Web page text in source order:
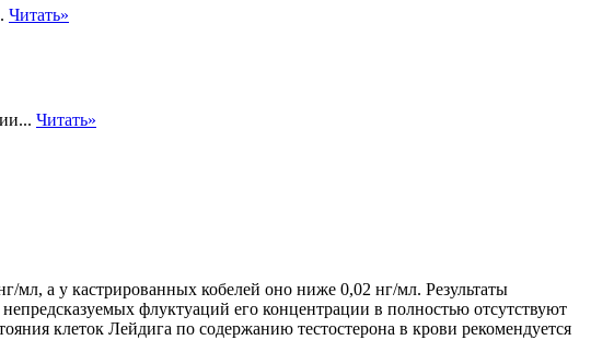
Читать»
Читать»
мл, а у кастрированных кобелей оно ниже 0,02 нг/мл. Результаты
флуктуаций его концентрации в полностью отсутствуют
клеток Лейдига по содержанию тестостерона в крови рекомендуется